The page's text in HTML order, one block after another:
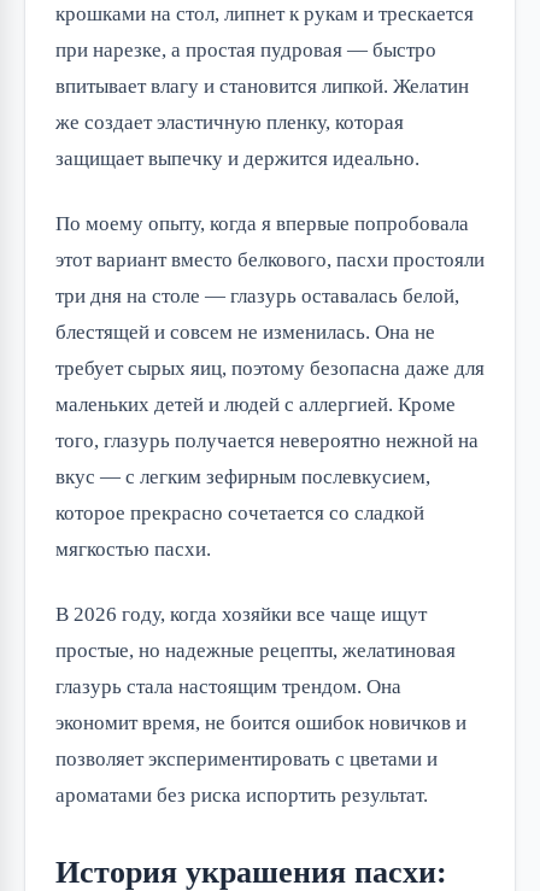
крошками на стол, липнет к рукам и трескается
при нарезке, а простая пудровая — быстро
впитывает влагу и становится липкой. Желатин
же создает эластичную пленку, которая
защищает выпечку и держится идеально.
По моему опыту, когда я впервые попробовала
этот вариант вместо белкового, пасхи простояли
три дня на столе — глазурь оставалась белой,
блестящей и совсем не изменилась. Она не
требует сырых яиц, поэтому безопасна даже для
маленьких детей и людей с аллергией. Кроме
того, глазурь получается невероятно нежной на
вкус — с легким зефирным послевкусием,
которое прекрасно сочетается со сладкой
мягкостью пасхи.
В 2026 году, когда хозяйки все чаще ищут
простые, но надежные рецепты, желатиновая
глазурь стала настоящим трендом. Она
экономит время, не боится ошибок новичков и
позволяет экспериментировать с цветами и
ароматами без риска испортить результат.
История украшения пасхи: